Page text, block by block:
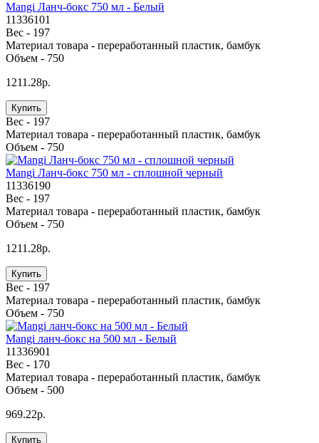
Mangi Ланч-бокс 750 мл - Белый
11336101
Вес - 197
Материал товара - переработанный пластик, бамбук
Объем - 750
1211.28р.
Купить
Вес - 197
Материал товара - переработанный пластик, бамбук
Объем - 750
Mangi Ланч-бокс 750 мл - сплошной черный
11336190
Вес - 197
Материал товара - переработанный пластик, бамбук
Объем - 750
1211.28р.
Купить
Вес - 197
Материал товара - переработанный пластик, бамбук
Объем - 750
Mangi ланч-бокс на 500 мл - Белый
11336901
Вес - 170
Материал товара - переработанный пластик, бамбук
Объем - 500
969.22р.
Купить